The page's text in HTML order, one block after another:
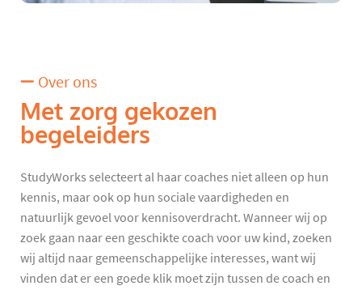
Over ons
Met zorg gekozen
begeleiders
StudyWorks selecteert al haar coaches niet alleen op hun
kennis, maar ook op hun sociale vaardigheden en
natuurlijk gevoel voor kennisoverdracht. Wanneer wij op
zoek gaan naar een geschikte coach voor uw kind, zoeken
wij altijd naar gemeenschappelijke interesses, want wij
vinden dat er een goede klik moet zijn tussen de coach en